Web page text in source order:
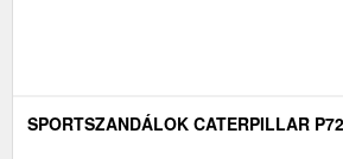
SPORTSZANDÁLOK CATERPILLAR